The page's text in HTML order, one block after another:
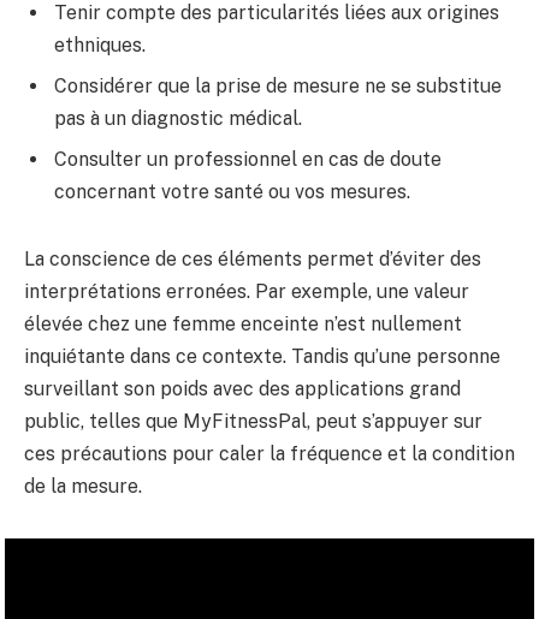
Tenir compte des particularités liées aux origines
ethniques.
Considérer que la prise de mesure ne se substitue
pas à un diagnostic médical.
Consulter un professionnel en cas de doute
concernant votre santé ou vos mesures.
La conscience de ces éléments permet d’éviter des
interprétations erronées. Par exemple, une valeur
élevée chez une femme enceinte n’est nullement
inquiétante dans ce contexte. Tandis qu’une personne
surveillant son poids avec des applications grand
public, telles que MyFitnessPal, peut s’appuyer sur
ces précautions pour caler la fréquence et la condition
de la mesure.